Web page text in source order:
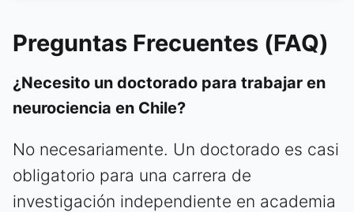
Preguntas Frecuentes (FAQ)
¿Necesito un doctorado para trabajar en
neurociencia en Chile?
No necesariamente. Un doctorado es casi
obligatorio para una carrera de
investigación independiente en academia